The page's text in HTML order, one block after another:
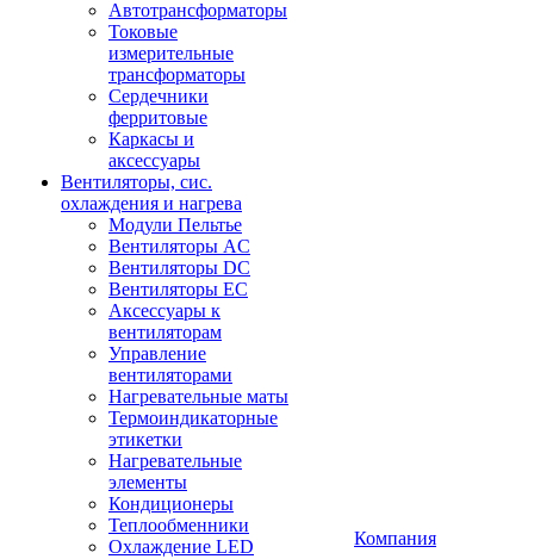
Автотрансформаторы
Токовые
измерительные
трансформаторы
Сердечники
ферритовые
Каркасы и
аксессуары
Вентиляторы, сис.
охлаждения и нагрева
Модули Пельтье
Вентиляторы AC
Вентиляторы DC
Вентиляторы EC
Аксессуары к
вентиляторам
Управление
вентиляторами
Нагревательные маты
Термоиндикаторные
этикетки
Нагревательные
элементы
Кондиционеры
Теплообменники
Охлаждение LED
Компания